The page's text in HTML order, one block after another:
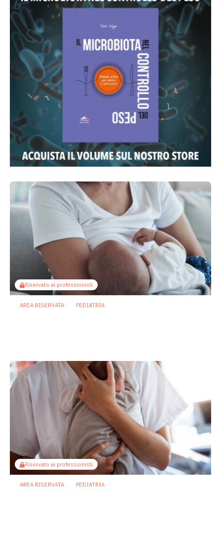
Riservato ai professionisti
AREA RISERVATA PEDIATRIA
Riservato ai professionisti
AREA RISERVATA PEDIATRIA